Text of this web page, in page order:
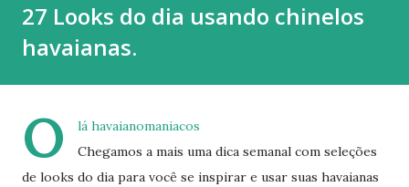
27 Looks do dia usando chinelos
havaianas.
O
lá havaianomaniacos
Chegamos a mais uma dica semanal com seleções
de looks do dia para você se inspirar e usar suas havaianas